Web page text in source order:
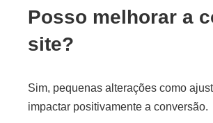
Posso melhorar a
site?
Sim, pequenas alterações como
impactar positivamente a conversão.